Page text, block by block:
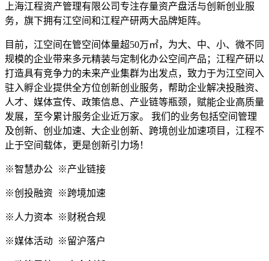
上海江程资产管理有限公司专注存量资产盘活与创新创业服
务，旗下拥有江空间和江程产研两大品牌矩阵。
目前，江空间在管空间体量超50万㎡，为大、中、小、微不同
规模的企业带来多元精装与定制化办公空间产品；江程产研以
打造具有竞争力的未来产业集群为出发点，致力于为江空间入
驻入孵企业提供全方位创新创业服务，帮助企业解决投融资、
人才、媒体宣传、政策信息、产业链等瓶颈，赋能企业高质量
发展，至今累计服务企业近万家。 我们的业务包括空间管理
及创新、创业加速、大企业创新、跨境创业加速项目，江程不
止于空间载体，更是创新引力场！
※智慧办公 ※产业链接
※创投融资 ※跨境加速
※人力资本 ※财税合规
※媒体活动 ※留沪落户